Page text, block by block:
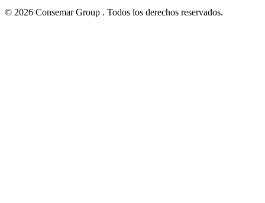
© 2026 Consemar Group . Todos los derechos reservados.